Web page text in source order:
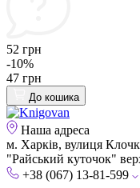
52 грн
-10%
47 грн
До кошика
Наша адреса
м. Харків, вулиця
"Райський куточок"
+38 (067) 13-81-599